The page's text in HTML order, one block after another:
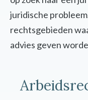
juridische
rechtsgebieden
advies geven